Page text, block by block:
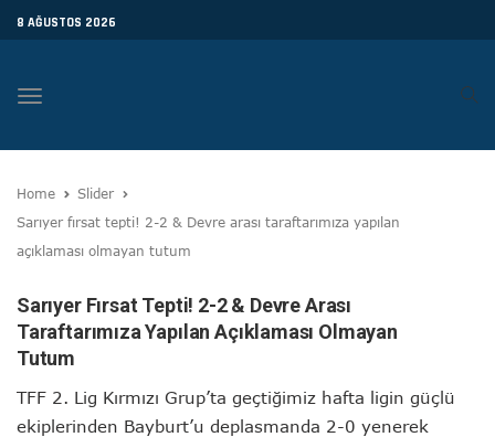
8 AĞUSTOS 2026
Toggle
Home
Slider
Sarıyer fırsat tepti! 2-2 & Devre arası taraftarımıza yapılan
açıklaması olmayan tutum
Sarıyer Fırsat Tepti! 2-2 & Devre Arası
Taraftarımıza Yapılan Açıklaması Olmayan
Tutum
TFF 2. Lig Kırmızı Grup’ta geçtiğimiz hafta ligin güçlü
ekiplerinden Bayburt’u deplasmanda 2-0 yenerek